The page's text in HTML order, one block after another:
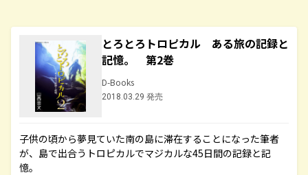
とろとろトロピカル ある旅の記録と
記憶。 第2巻
D-Books
2018.03.29 発売
子供の頃から夢見ていた南の島に滞在することになった筆者
が、島で出合うトロピカルでマジカルな45日間の記録と記
憶。